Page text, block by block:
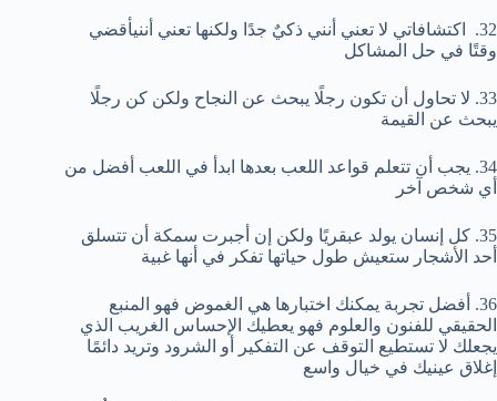
32. اكتشافاتي لا تعني أنني ذكيٌ جدًا ولكنها تعني أننيأقضي
وقتًا في حل المشاكل
33. لا تحاول أن تكون رجلًا يبحث عن النجاح ولكن كن رجلًا
يبحث عن القيمة
34. يجب أن تتعلم قواعد اللعب بعدها ابدأ في اللعب أفضل من
أي شخص آخر
35. كل إنسان يولد عبقريًا ولكن إن أجبرت سمكة أن تتسلق
أحد الأشجار ستعيش طول حياتها تفكر في أنها غبية
36. أفضل تجربة يمكنك اختبارها هي الغموض فهو المنبع
الحقيقي للفنون والعلوم فهو يعطيك الإحساس الغريب الذي
يجعلك لا تستطيع التوقف عن التفكير أو الشرود وتريد دائمًا
إغلاق عينيك في خيال واسع